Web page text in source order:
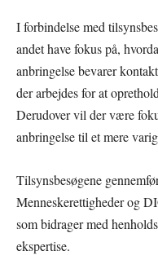
I forbindelse med
andet have fokus på,
anbringelse bevarer
der arbejdes for at
Derudover vil der være
anbringelse til et mere
Tilsynsbesøgene
Menneskerettigheder og
som bidrager med
ekspertise.